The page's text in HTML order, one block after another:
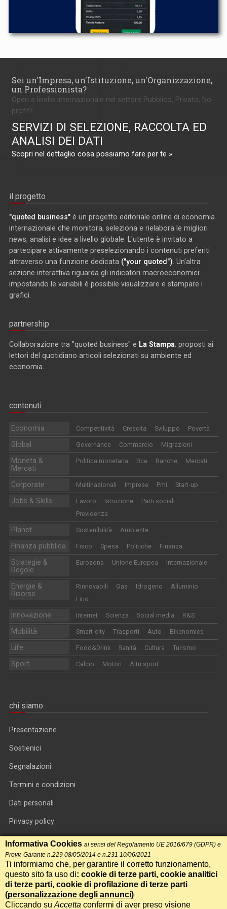
Sei un'Impresa, un'Istituzione, un'Organizzazione,
un Professionista?
Operi a livello internazionale nel settore Pubblico, Privato, No-
profit?
SERVIZI DI SELEZIONE, RACCOLTA ED
ANALISI DEI DATI
Scopri nel dettaglio cosa possiamo fare per te »
il progetto
"quoted business" è un progetto editoriale online di economia
internazionale che monitora, seleziona e rielabora le migliori
news, analisi e idee a livello globale. L'utente è invitato a
partecipare attivamente preselezionando i contenuti preferiti
attraverso una funzione dedicata ("your quoted") . Un'altra
sezione interattiva riguarda gli indicatori macroeconomici:
impostando le variabili è possibile visualizzare e stampare i
grafici.
partnership
Collaborazione tra "quoted business" e La Stampa: proposti ai
lettori del quotidiano articoli selezionati su ambiente ed
economia.
contenuti
Economia Competitività Crescita Sviluppo Povertà
Global Governance Commercio Migrazioni
Moneta &
Mercati
Politica monetaria Bce Banche Mercati
Corporate Multinazionali Imprese Pmi Start-up
Jobs & Skills Lavoro Istruzione
Parti sociali
Previdenza
Planet Sostenibilità Ambiente
Finanza pubblica Fisco Spesa Politiche Finanza
Strategie &
Regole
Eurozona Unione Europea Internazionale
Energie &
Risorse
Rinnovabili Gas Idrogeno
Alluminio
Litio
Innovazione Internet Scienza Social media R&S
Mobilità Smart-city Trasporti Auto Bikenomics
Life Food&Drink Sanità Cultura Turismo
Sport Calcio Motori Altri sport
chi siamo
Presentazione
Sostienici
Segnalazioni
Termini e condizioni
Dati personali
Privacy policy
Informativa cookie
RSS feed
RSS Top News
Contatti
Informativa Cookies ai sensi del Regolamento UE 2016/679 (GDPR) e
Provv. Garante n.229 08/05/2014 e n.231 10/06/2021
Ti informiamo che, per garantire il corretto funzionamento,
questo sito fa uso di: cookie di terze parti, cookie analitici
di terze parti, cookie di profilazione di terze parti
(personalizzazione degli annunci)
Cliccando su Accetta confermi di aver preso visione